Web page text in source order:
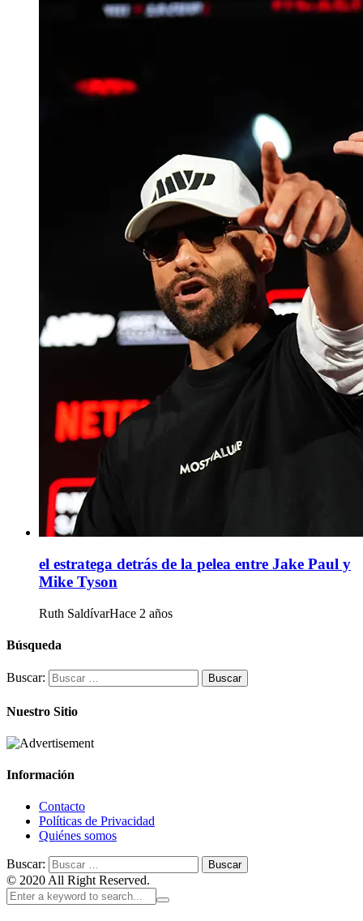
el estratega detrás de la pelea entre Jake Paul y
Mike Tyson
Ruth SaldívarHace 2 años
Búsqueda
Buscar:
Nuestro Sitio
Información
Contacto
Políticas de Privacidad
Quiénes somos
Buscar:
© 2020 All Right Reserved.